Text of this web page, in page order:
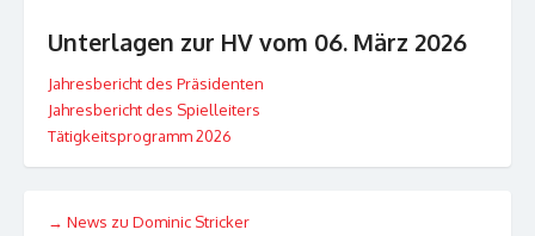
Unterlagen zur HV vom 06. März 2026
Jahresbericht des Präsidenten
Jahresbericht des Spielleiters
Tätigkeitsprogramm 2026
→ News zu Dominic Stricker